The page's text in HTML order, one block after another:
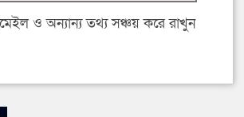
ও অন্যান্য তথ্য সঞ্চয় করে রাখুন